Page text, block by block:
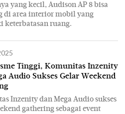
yang kecil, Audison AP 8 bisa
di area interior mobil yang
keterbatasan ruang.
Tinggi, Komunitas Inzenity
Audio Sukses Gelar Weekend
Inzenity dan Mega Audio sukses
gathering sebagai event